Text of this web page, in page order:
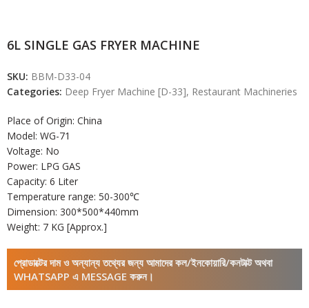
6L SINGLE GAS FRYER MACHINE
SKU: BBM-D33-04
Categories: Deep Fryer Machine [D-33], Restaurant Machineries
Place of Origin: China
Model: WG-71
Voltage: No
Power: LPG GAS
Capacity: 6 Liter
Temperature range: 50-300℃
Dimension: 300*500*440mm
Weight: 7 KG [Approx.]
প্রোডাক্টের দাম ও অন্যান্য তথ্যের জন্য আমাদের কল/ইনকোয়ারি/কনটাক্ট অথবা
WHATSAPP এ MESSAGE করুন।